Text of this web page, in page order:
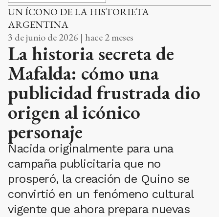
UN ÍCONO DE LA HISTORIETA
ARGENTINA
3 de junio de 2026 | hace 2 meses
La historia secreta de
Mafalda: cómo una
publicidad frustrada dio
origen al icónico
personaje
Nacida originalmente para una
campaña publicitaria que no
prosperó, la creación de Quino se
convirtió en un fenómeno cultural
vigente que ahora prepara nuevas